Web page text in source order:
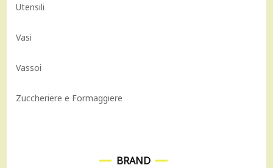
Utensili
Vasi
Vassoi
Zuccheriere e Formaggiere
BRAND